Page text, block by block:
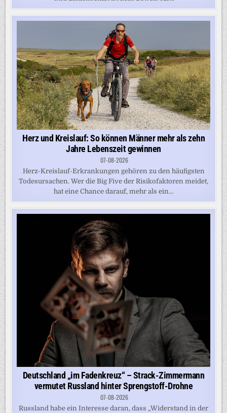
Herz und Kreislauf: So können Männer mehr als zehn
Jahre Lebenszeit gewinnen
07-08-2026
Herz-Kreislauf-Erkrankungen gehören zu den häufigsten
Todesursachen. Wer die Big Five der Risikofaktoren meidet,
hat eine Chance darauf, mehr als ein...
Deutschland „im Fadenkreuz“ – Strack-Zimmermann
vermutet Russland hinter Sprengstoff-Drohne
07-08-2026
Russland habe ein Interesse daran, dass „Widerstand in der